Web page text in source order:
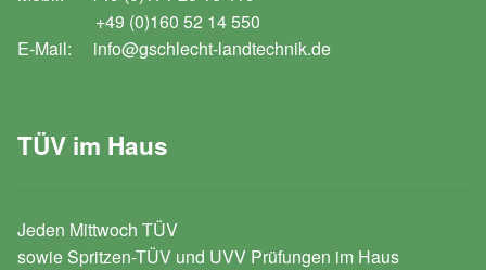
+49 (0)160 52 14 550
E-Mail: info@gschlecht-landtechnik.de
TÜV im Haus
Jeden Mittwoch TÜV
sowie Spritzen-TÜV und UVV Prüfungen im Haus